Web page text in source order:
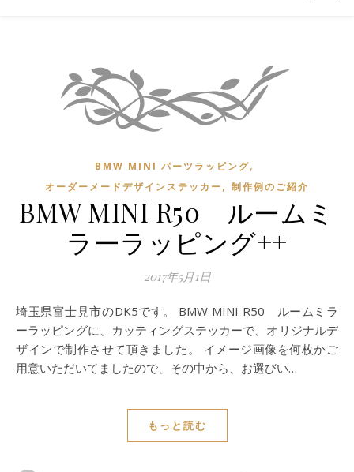
BMW MINI パーツラッピング,
オーダーメードデザインステッカー, 制作例のご紹介
BMW MINI R50 ルームミ
ラーラッピング++
2017年5月1日
埼玉県富士見市のDK5です。 BMW MINI R50 ルームミラ
ーラッピングに、カッティングステッカーで、オリジナルデ
ザインで制作させて頂きました。 イメージ画像を何枚かご
用意いただいてましたので、その中から、お選びい…
もっと読む